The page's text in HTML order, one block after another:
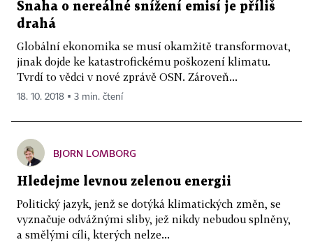
Snaha o nereálné snížení emisí je příliš
drahá
Globální ekonomika se musí okamžitě transformovat,
jinak dojde ke katastrofickému poškození klimatu.
Tvrdí to vědci v nové zprávě OSN. Zároveň...
18. 10. 2018 ▪ 3 min. čtení
BJORN LOMBORG
Hledejme levnou zelenou energii
Politický jazyk, jenž se dotýká klimatických změn, se
vyznačuje odvážnými sliby, jež nikdy nebudou splněny,
a smělými cíli, kterých nelze...